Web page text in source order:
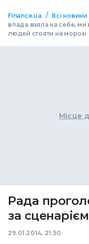
Finance.ua / Всі новини
влада взяла на себе, ми
людей стояти на морозі
Місце
Рада
за
29.01.2014, 21:50